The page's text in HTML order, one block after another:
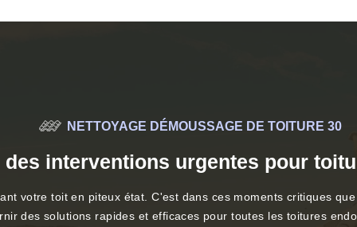
NETTOYAGE DÉMOUSSAGE DE TOITURE 30
interventions urgentes pour
votre toit en piteux état. C'est dans ces moments critiques
des solutions rapides et efficaces pour toutes les toitures